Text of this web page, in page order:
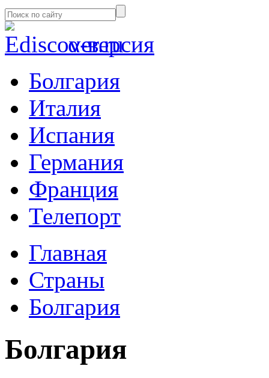
α-версия
Болгария
Италия
Испания
Германия
Франция
Телепорт
Главная
Страны
Болгария
Болгария